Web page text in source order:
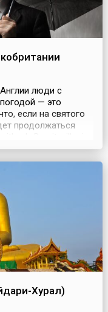
люди с
— это
если на святого
продолжаться
(англ. St.
епископ, известный
Хурал)